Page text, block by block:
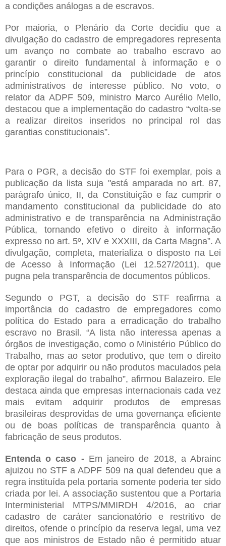
a condições análogas a de escravos.
Por maioria, o Plenário da Corte decidiu que a
divulgação do cadastro de empregadores representa
um avanço no combate ao trabalho escravo ao
garantir o direito fundamental à informação e o
princípio constitucional da publicidade de atos
administrativos de interesse público. No voto, o
relator da ADPF 509, ministro Marco Aurélio Mello,
destacou que a implementação do cadastro “volta-se
a realizar direitos inseridos no principal rol das
garantias constitucionais”.
Para o PGR, a decisão do STF foi exemplar, pois a
publicação da lista suja "está amparada no art. 87,
parágrafo único, II, da Constituição e faz cumprir o
mandamento constitucional da publicidade do ato
administrativo e de transparência na Administração
Pública, tornando efetivo o direito à informação
expresso no art. 5º, XIV e XXXIII, da Carta Magna”. A
divulgação, completa, materializa o disposto na Lei
de Acesso à Informação (Lei 12.527/2011), que
pugna pela transparência de documentos públicos.
Segundo o PGT, a decisão do STF reafirma a
importância do cadastro de empregadores como
política do Estado para a erradicação do trabalho
escravo no Brasil. “A lista não interessa apenas a
órgãos de investigação, como o Ministério Público do
Trabalho, mas ao setor produtivo, que tem o direito
de optar por adquirir ou não produtos maculados pela
exploração ilegal do trabalho”, afirmou Balazeiro. Ele
destaca ainda que empresas internacionais cada vez
mais evitam adquirir produtos de empresas
brasileiras desprovidas de uma governança eficiente
ou de boas políticas de transparência quanto à
fabricação de seus produtos.
Entenda o caso -Em janeiro de 2018, a Abrainc
ajuizou no STF a ADPF 509 na qual defendeu que a
regra instituída pela portaria somente poderia ter sido
criada por lei. A associação sustentou que a Portaria
Interministerial MTPS/MMIRDH 4/2016, ao criar
cadastro de caráter sancionatório e restritivo de
direitos, ofende o princípio da reserva legal, uma vez
que aos ministros de Estado não é permitido atuar